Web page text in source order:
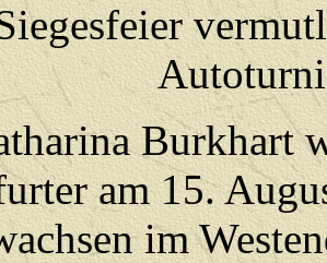
Burkhart
am 15.
im